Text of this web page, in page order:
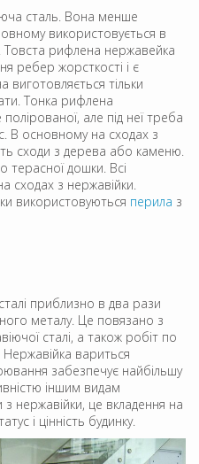
сталь. Вона менше
використовується в
Товста рифлена нержавейка
ребер жорсткості і є
тільки
Тонка рифлена
але під неї треба
В основному на сходах з
сходи з дерева або каменю.
терасної дошки. Всі
сходах з нержавійки.
використовуються перила з
приблизно в два рази
металу. Це повязано з
сталі, а також робіт по
вариться
забезпечує найбільшу
іншим видам
нержавійки, це вкладення на
і цінність будинку.